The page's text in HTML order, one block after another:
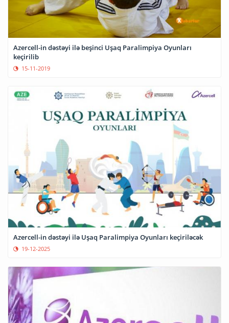
Azercell-in dəstəyi ilə beşinci Uşaq Paralimpiya Oyunları
keçirilib
15-11-2019
Azercell-in dəstəyi ilə Uşaq Paralimpiya Oyunları keçiriləcək
19-12-2025